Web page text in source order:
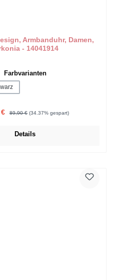
Armbanduhr, Damen,
- 14041914
Farbvariantenauswählen
Regulärer Preis:
89,90 € (34.37% gespart)
Details